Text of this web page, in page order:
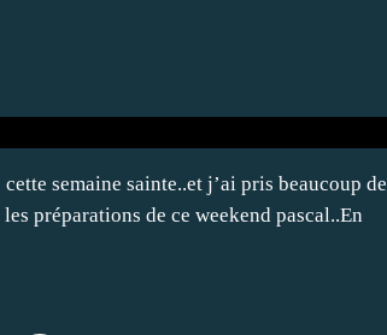
semaine sainte..et j’ai pris beaucoup de
préparations de ce weekend pascal..En